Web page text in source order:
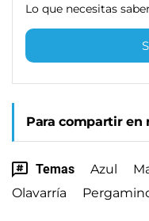
Lo que necesitas
Para compartir en
Temas Azul
Olavarría